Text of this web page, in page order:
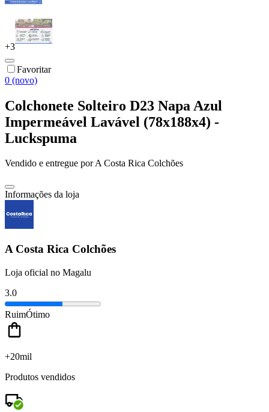
+3
Favoritar
0 (novo)
Colchonete Solteiro D23 Napa Azul
Impermeável Lavável (78x188x4) -
Luckspuma
Vendido e entregue porA Costa Rica Colchões
Informações da loja
A Costa Rica Colchões
Loja oficial no Magalu
3.0
RuimÓtimo
+20mil
Produtos vendidos